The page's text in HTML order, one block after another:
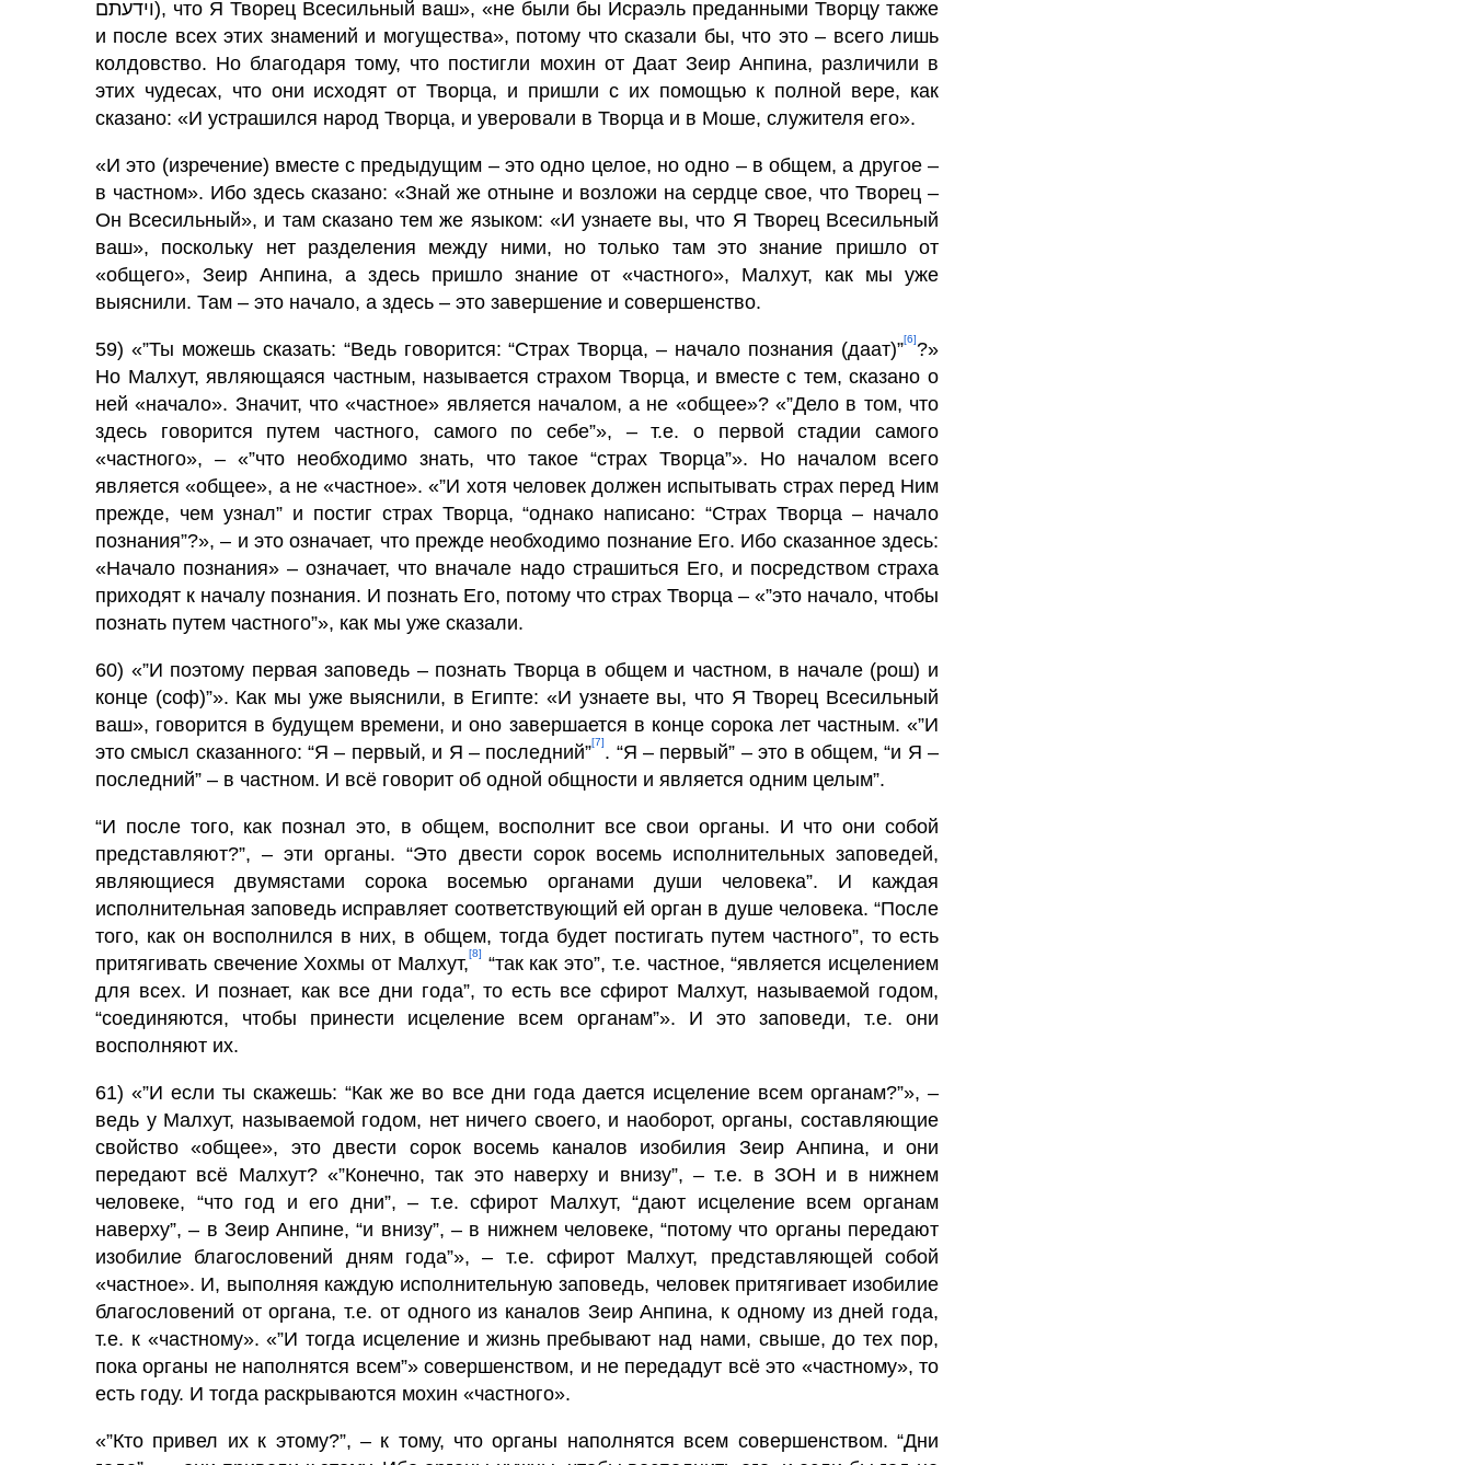
וידעתם), что Я Творец Всесильный ваш», «не были бы Исраэль преданными Творцу также
и после всех этих зна­мений и могущества», потому что сказали бы, что это – всего лишь
колдовство. Но благодаря тому, что постигли мохин от Даат Зеир Анпина, различили в
этих чудесах, что они исходят от Творца, и пришли с их помощью к полной вере, как
сказано: «И устрашился народ Творца, и уверовали в Творца и в Моше, служителя его».
«И это (изречение) вместе с предыдущим – это одно целое, но одно – в общем, а другое –
в частном». Ибо здесь сказано: «Знай же отныне и возложи на сердце свое, что Творец –
Он Всесильный», и там сказано тем же языком: «И узнаете вы, что Я Творец Всесильный
ваш», поскольку нет разделения между ними, но только там это знание пришло от
«общего», Зеир Анпина, а здесь пришло знание от «частного», Малхут, как мы уже
выяснили. Там – это начало, а здесь – это завер­шение и совершенство.
59) «”Ты можешь сказать: “Ведь говорится: “Страх Творца, – начало познания (даат)”[6]?»
Но Малхут, являющаяся част­ным, называется страхом Творца, и вместе с тем, сказано о
ней «начало». Значит, что «частное» является началом, а не «общее»? «”Дело в том, что
здесь говорится путем частного, самого по себе”», – т.е. о первой стадии самого
«частного», – «”что необходимо знать, что такое “страх Творца”». Но нача­лом всего
является «общее», а не «частное». «”И хотя чело­век должен испытывать страх перед Ним
прежде, чем узнал” и постиг страх Творца, “однако написано: “Страх Творца – начало
познания”?», – и это означает, что прежде необхо­димо познание Его. Ибо сказанное здесь:
«Начало познания» – означает, что вначале надо страшиться Его, и посредством страха
приходят к началу познания. И познать Его, потому что страх Творца – «”это начало, чтобы
познать путем част­ного”», как мы уже сказали.
60) «”И поэтому первая заповедь – познать Творца в общем и частном, в начале (рош) и
конце (соф)”». Как мы уже выясни­ли, в Египте: «И узнаете вы, что Я Творец Всесильный
ваш», говорится в будущем времени, и оно завершается в конце сорока лет частным. «”И
это смысл сказанного: “Я – первый, и Я – последний”[7]. “Я – первый” – это в общем, “и Я –
послед­ний” – в частном. И всё говорит об одной общности и является одним целым”.
“И после того, как познал это, в общем, восполнит все свои органы. И что они собой
представляют?”, – эти органы. “Это двести сорок восемь исполнительных заповедей,
являющие­ся двумястами сорока восемью органами души человека”. И каждая
исполнительная заповедь исправляет соответствую­щий ей орган в душе человека. “После
того, как он восполнил­ся в них, в общем, тогда будет постигать путем частного”, то есть
притягивать свечение Хохмы от Малхут,[8]
“так как это”, т.е. частное, “является исцелением
для всех. И познает, как все дни года”, то есть все сфирот Малхут, называемой годом,
“соединяются, чтобы принести исцеление всем органам”». И это заповеди, т.е. они
восполняют их.
61) «”И если ты скажешь: “Как же во все дни года дается исцеление всем органам?”», –
ведь у Малхут, называемой годом, нет ничего своего, и наоборот, органы, составляющие
свойство «общее», это двести сорок восемь каналов изобилия Зеир Анпи­на, и они
передают всё Малхут? «”Конечно, так это наверху и внизу”, – т.е. в ЗОН и в нижнем
человеке, “что год и его дни”, – т.е. сфирот Малхут, “дают исцеление всем органам
наверху”, – в Зеир Анпине, “и внизу”, – в нижнем человеке, “потому что органы передают
изобилие благословений дням года”», – т.е. сфирот Малхут, представляющей собой
«частное». И, выпол­няя каждую исполнительную заповедь, человек притягивает изобилие
благословений от органа, т.е. от одного из каналов Зеир Анпина, к одному из дней года,
т.е. к «частному». «”И тогда исцеление и жизнь пребывают над нами, свыше, до тех пор,
пока органы не наполнятся всем”» совершенством, и не передадут всё это «частному», то
есть году. И тогда раскрыва­ются мохин «частного».
«”Кто привел их к этому?”, – к тому, что органы наполнятся всем совершенством. “Дни